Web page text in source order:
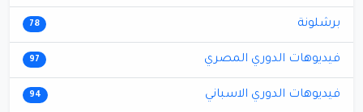
برشلونة 78
فيديوهات الدوري المصري 97
فيديوهات الدوري الاسباني 94